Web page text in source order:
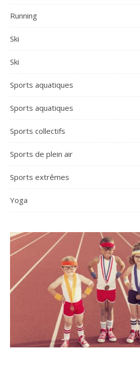
Running
Ski
Ski
Sports aquatiques
Sports aquatiques
Sports collectifs
Sports de plein air
Sports extrêmes
Yoga